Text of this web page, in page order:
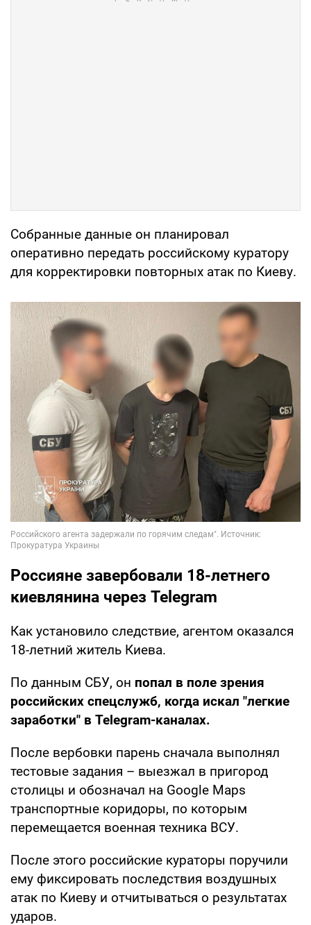
Собранные данные он планировал
оперативно передать российскому куратору
для корректировки повторных атак по Киеву.
Россияне завербовали 18-летнего
киевлянина через Telegram
Как установило следствие, агентом оказался
18-летний житель Киева.
По данным СБУ, он попал в поле зрения
российских спецслужб, когда искал "легкие
заработки" в Telegram-каналах.
После вербовки парень сначала выполнял
тестовые задания – выезжал в пригород
столицы и обозначал на Google Maps
транспортные коридоры, по которым
перемещается военная техника ВСУ.
После этого российские кураторы поручили
ему фиксировать последствия воздушных
атак по Киеву и отчитываться о результатах
ударов.